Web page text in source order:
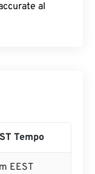
al
Tempo
EEST